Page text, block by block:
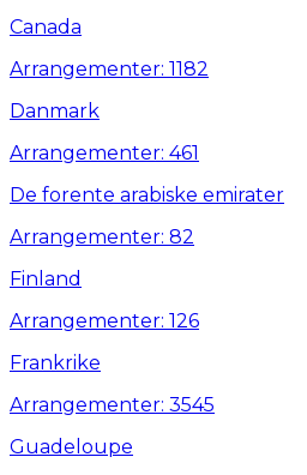
Canada
Arrangementer: 1182
Danmark
Arrangementer: 461
De forente arabiske emirater
Arrangementer: 82
Finland
Arrangementer: 126
Frankrike
Arrangementer: 3545
Guadeloupe